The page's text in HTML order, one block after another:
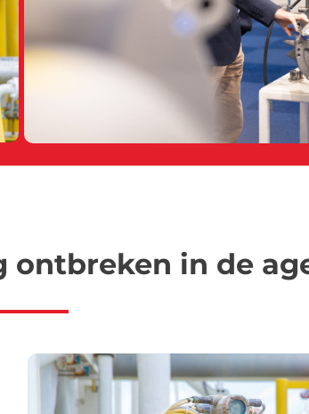
ontbreken in de